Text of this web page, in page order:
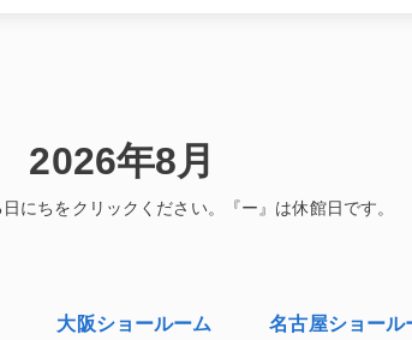
2026年8月
大阪ショールーム 名古屋ショール